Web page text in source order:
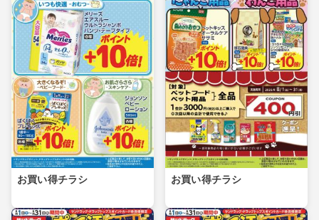
お買い得チラシ お買い得チラシ